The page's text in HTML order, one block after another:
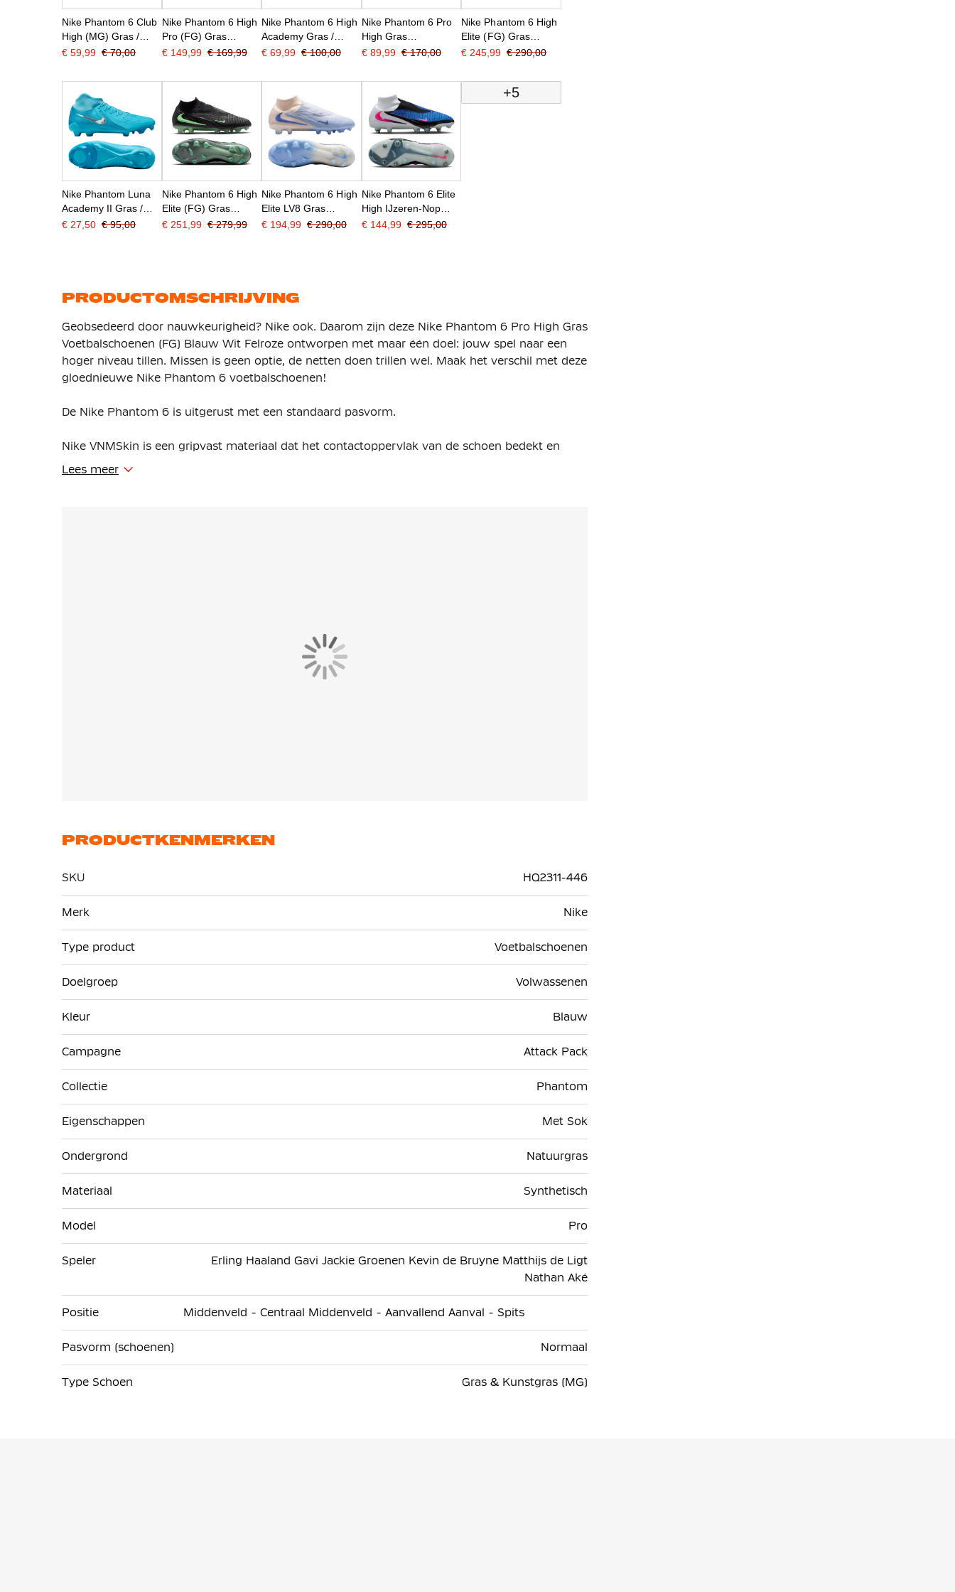
Nike Phantom 6 Club
High (MG) Gras /
Kunstgras
Felroze Zwart
€ 59,99 € 70,00
Nike Phantom 6 High
Pro (FG) Gras
Voetbalschoenen
€ 149,99 € 169,99
Nike Phantom 6 High
Academy Gras /
Kunstgras
(MG) Gebroken Wit
Bordeauxrood Rood
€ 69,99 € 100,00
Nike Phantom 6 Pro
High Gras
Voetbalschoenen
Zwart
€ 89,99 € 170,00
Nike Phantom 6 High
Elite (FG) Gras
Voetbalschoenen Wit
€ 245,99 € 290,00
Nike Phantom Luna
Academy II Gras /
Kunstgras
€ 27,50 € 95,00
Nike Phantom 6 High
Elite (FG) Gras
Voetbalschoenen
€ 251,99 € 279,99
Nike Phantom 6 High
Elite LV8 Gras
Voetbalschoenen
€ 194,99 € 290,00
Nike Phantom 6 Elite
High IJzeren-Nop
Voetbalschoenen
€ 144,99 € 295,00
+5
PRODUCTOMSCHRIJVING
Geobsedeerd door nauwkeurigheid? Nike ook. Daarom zijn deze Nike Phantom 6 Pro High Gras
Voetbalschoenen (FG) Blauw Wit Felroze ontworpen met maar één doel: jouw spel naar een
hoger niveau tillen. Missen is geen optie, de netten doen trillen wel. Maak het verschil met deze
gloednieuwe Nike Phantom 6 voetbalschoenen!
De Nike Phantom 6 is uitgerust met een standaard pasvorm.
Nike VNMSkin is een gripvast materiaal dat het contactoppervlak van de schoen bedekt en
zorgt voor uitstekende balcontrole bij dribbelen, passen en schieten.
Lees meer
PRODUCTKENMERKEN
SKU
HQ2311-446
informatie
Merk Nike
Type product Voetbalschoenen
Doelgroep Volwassenen
Kleur Blauw
Campagne Attack Pack
Collectie Phantom
Eigenschappen Met Sok
Ondergrond Natuurgras
Materiaal Synthetisch
Model Pro
Speler
Erling Haaland Gavi Jackie Groenen Kevin de Bruyne Matthijs de Ligt
Nathan Aké
Positie Middenveld - Centraal Middenveld - Aanvallend Aanval - Spits
Pasvorm (schoenen) Normaal
Type Schoen Gras & Kunstgras (MG)